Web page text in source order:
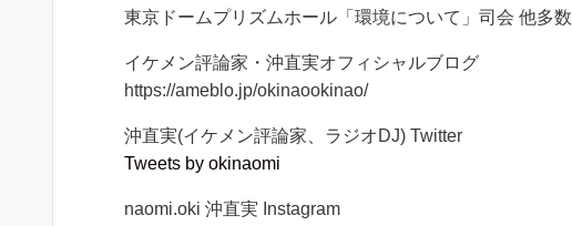
東京ドームプリズムホール「環境について」司会 他多数
イケメン評論家・沖直実オフィシャルブログ
https://ameblo.jp/okinaookinao/
沖直実(イケメン評論家、ラジオDJ) Twitter
Tweets by okinaomi
naomi.oki 沖直実 Instagram